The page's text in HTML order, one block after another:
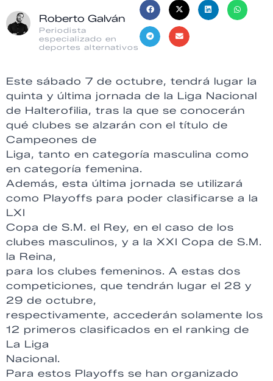
Roberto Galván
Periodista
especializado en
deportes alternativos
Este sábado 7 de octubre, tendrá lugar la
quinta y última jornada de la Liga Nacional
de Halterofilia, tras la que se conocerán
qué clubes se alzarán con el título de
Campeones de
Liga, tanto en categoría masculina como
en categoría femenina.
Además, esta última jornada se utilizará
como Playoffs para poder clasificarse a la
LXI
Copa de S.M. el Rey, en el caso de los
clubes masculinos, y a la XXI Copa de S.M.
la Reina,
para los clubes femeninos. A estas dos
competiciones, que tendrán lugar el 28 y
29 de octubre,
respectivamente, accederán solamente los
12 primeros clasificados en el ranking de
La Liga
Nacional.
Para estos Playoffs se han organizado